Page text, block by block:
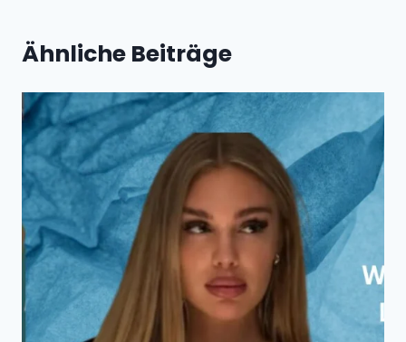
Ähnliche Beiträge